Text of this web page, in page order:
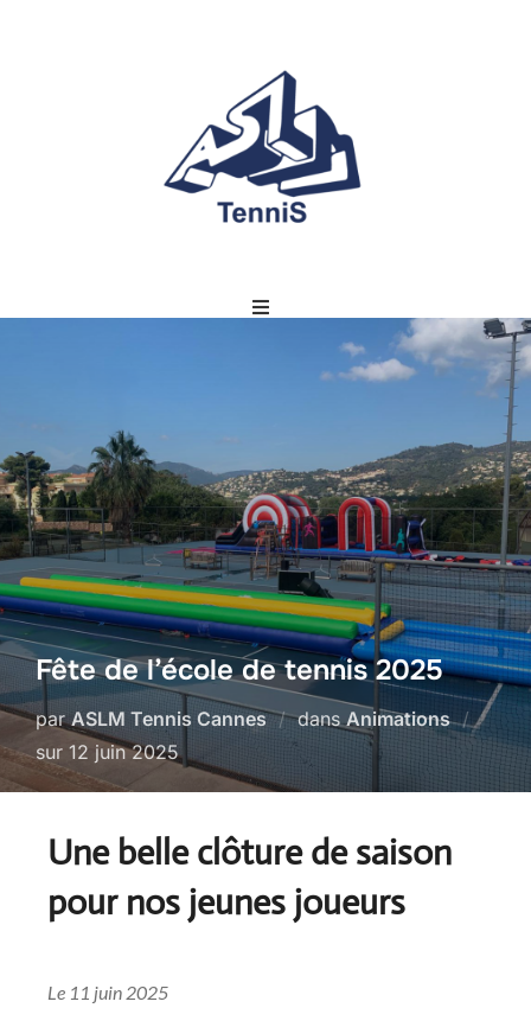
CENTER
Fête de l’école de tennis 2025
parASLM Tennis Cannes dansAnimations
sur 12 juin 2025
Une belle clôture de saison
pour nos jeunes joueurs
Le 11 juin 2025